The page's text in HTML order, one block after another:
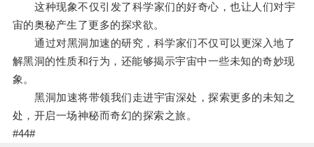
这种现象不仅引发了科学家们的好奇心，也让人们对宇
宙的奥秘产生了更多的探求欲。
通过对黑洞加速的研究，科学家们不仅可以更深入地了
解黑洞的性质和行为，还能够揭示宇宙中一些未知的奇妙现
象。
黑洞加速将带领我们走进宇宙深处，探索更多的未知之
处，开启一场神秘而奇幻的探索之旅。
#44#